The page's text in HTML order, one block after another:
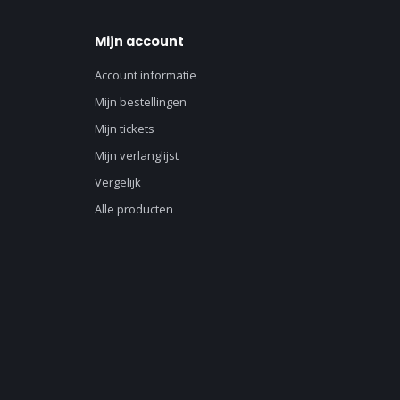
Mijn account
Account informatie
Mijn bestellingen
Mijn tickets
Mijn verlanglijst
Vergelijk
Alle producten